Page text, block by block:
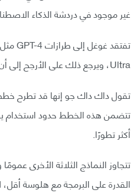
غير موجود في دردشة الذكاء
Ultra، ويرجع ذلك على الأرجح إلى أن تكاليف تشغيلها مرتفعة جدًا.
تقول داك داك جو إنها قد تطرح
تتضمن هذه الخطط حدود استخدام
أكثر تطورًا.
القدرة على البرمجة مع هلوسة أقل،